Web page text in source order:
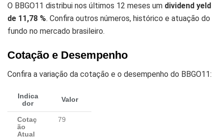
O BBGO11 distribui nos últimos 12 meses um dividend yeld
de 11,78 %. Confira outros números, histórico e atuação do
fundo no mercado brasileiro.
Cotação e Desempenho
Confira a variação da cotação e o desempenho do BBGO11:
Indica
dor
Valor
Cotaç
ão
Atual
79